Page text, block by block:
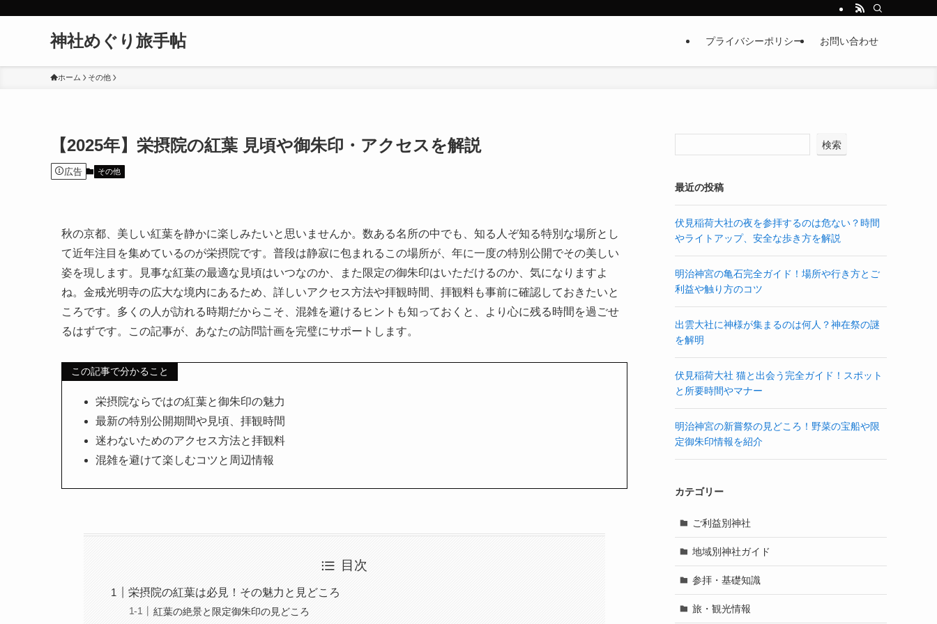
神社めぐり旅手帖 プライバシーポリシー お問い合わせ
ホーム その他
【2025年】栄摂院の紅葉 見頃や御朱印・アクセスを解説
広告 その他
秋の京都、美しい紅葉を静かに楽しみたいと思いませんか。数ある名所の中でも、知る人ぞ知る特別な場所とし
て近年注目を集めているのが栄摂院です。普段は静寂に包まれるこの場所が、年に一度の特別公開でその美しい
姿を現します。見事な紅葉の最適な見頃はいつなのか、また限定の御朱印はいただけるのか、気になりますよ
ね。金戒光明寺の広大な境内にあるため、詳しいアクセス方法や拝観時間、拝観料も事前に確認しておきたいと
ころです。多くの人が訪れる時期だからこそ、混雑を避けるヒントも知っておくと、より心に残る時間を過ごせ
るはずです。この記事が、あなたの訪問計画を完璧にサポートします。
この記事で分かること
栄摂院ならではの紅葉と御朱印の魅力
最新の特別公開期間や見頃、拝観時間
迷わないためのアクセス方法と拝観料
混雑を避けて楽しむコツと周辺情報
目次
栄摂院の紅葉は必見！その魅力と見どころ
紅葉の絶景と限定御朱印の見どころ
検索
最近の投稿
伏見稲荷大社の夜を参拝するのは危ない？時間
やライトアップ、安全な歩き方を解説
明治神宮の亀石完全ガイド！場所や行き方とご
利益や触り方のコツ
出雲大社に神様が集まるのは何人？神在祭の謎
を解明
伏見稲荷大社 猫と出会う完全ガイド！スポット
と所要時間やマナー
明治神宮の新嘗祭の見どころ！野菜の宝船や限
定御朱印情報を紹介
カテゴリー
ご利益別神社
地域別神社ガイド
参拝・基礎知識
旅・観光情報